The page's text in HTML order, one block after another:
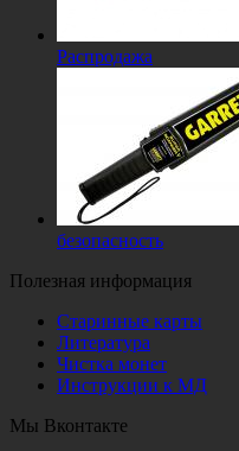
Распродажа
безопасность
Полезная информация
Старинные карты
Литература
Чистка монет
Инструкции к МД
Мы Вконтакте